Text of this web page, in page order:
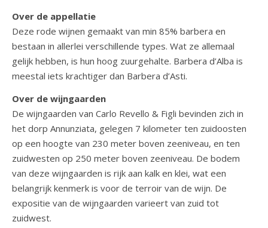
Over de appellatie
Deze rode wijnen gemaakt van min 85% barbera en
bestaan in allerlei verschillende types. Wat ze allemaal
gelijk hebben, is hun hoog zuurgehalte. Barbera d’Alba is
meestal iets krachtiger dan Barbera d’Asti.
Over de wijngaarden
De wijngaarden van Carlo Revello & Figli bevinden zich in
het dorp Annunziata, gelegen 7 kilometer ten zuidoosten
op een hoogte van 230 meter boven zeeniveau, en ten
zuidwesten op 250 meter boven zeeniveau. De bodem
van deze wijngaarden is rijk aan kalk en klei, wat een
belangrijk kenmerk is voor de terroir van de wijn. De
expositie van de wijngaarden varieert van zuid tot
zuidwest.